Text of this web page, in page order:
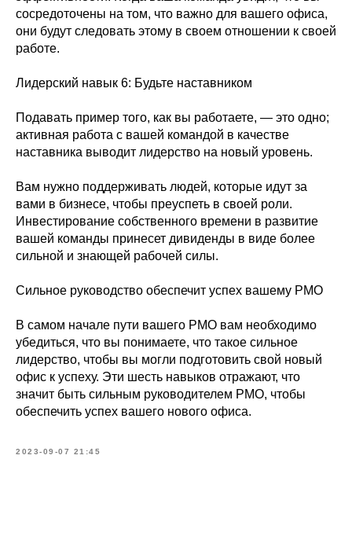
сосредоточены на том, что важно для вашего офиса,
они будут следовать этому в своем отношении к своей
работе.
Лидерский навык 6: Будьте наставником
Подавать пример того, как вы работаете, — это одно;
активная работа с вашей командой в качестве
наставника выводит лидерство на новый уровень.
Вам нужно поддерживать людей, которые идут за
вами в бизнесе, чтобы преуспеть в своей роли.
Инвестирование собственного времени в развитие
вашей команды принесет дивиденды в виде более
сильной и знающей рабочей силы.
Сильное руководство обеспечит успех вашему PMO
В самом начале пути вашего PMO вам необходимо
убедиться, что вы понимаете, что такое сильное
лидерство, чтобы вы могли подготовить свой новый
офис к успеху. Эти шесть навыков отражают, что
значит быть сильным руководителем PMO, чтобы
обеспечить успех вашего нового офиса.
2023-09-07 21:45